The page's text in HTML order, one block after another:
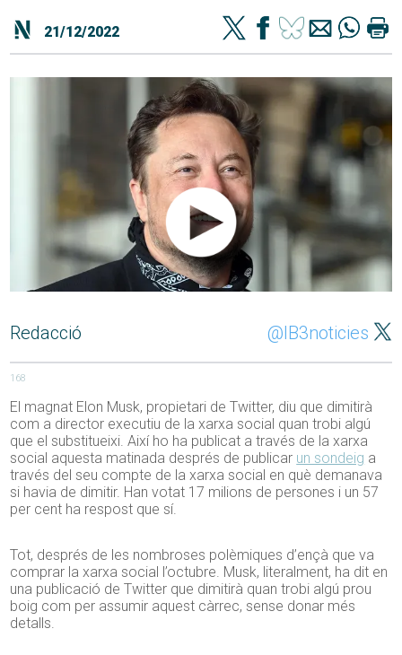
21/12/2022
Redacció @IB3noticies
168
El magnat Elon Musk, propietari de Twitter, diu que dimitirà
com a director executiu de la xarxa social quan trobi algú
que el substitueixi. Així ho ha publicat a través de la xarxa
social aquesta matinada després de publicar un sondeig a
través del seu compte de la xarxa social en què demanava
si havia de dimitir. Han votat 17 milions de persones i un 57
per cent ha respost que sí.
Tot, després de les nombroses polèmiques d’ençà que va
comprar la xarxa social l’octubre. Musk, literalment, ha dit en
una publicació de Twitter que dimitirà quan trobi algú prou
boig com per assumir aquest càrrec, sense donar més
detalls.